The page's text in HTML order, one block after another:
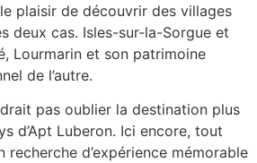
plaisir de découvrir des villages
deux cas. Isles-sur-la-Sorgue et
Lourmarin et son patrimoine
de l’autre.
pas oublier la destination plus
d’Apt Luberon. Ici encore, tout
recherche d’expérience mémorable